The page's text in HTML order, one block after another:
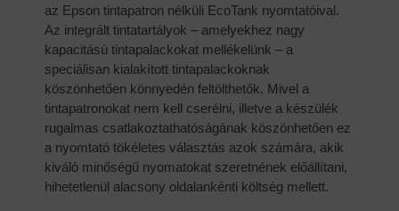
az Epson tintapatron nélküli EcoTank nyomtatóival.
Az integrált tintatartályok – amelyekhez nagy
kapacitású tintapalackokat mellékelünk – a
speciálisan kialakított tintapalackoknak
köszönhetően könnyedén feltölthetők. Mivel a
tintapatronokat nem kell cserélni, illetve a készülék
rugalmas csatlakoztathatóságának köszönhetően ez
a nyomtató tökéletes választás azok számára, akik
kiváló minőségű nyomatokat szeretnének előállítani,
hihetetlenül alacsony oldalankénti költség mellett.